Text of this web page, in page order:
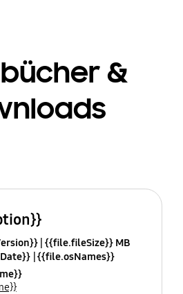
&
{{file.fileSize}} MB
{{file.osNames}}